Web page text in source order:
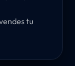
tu